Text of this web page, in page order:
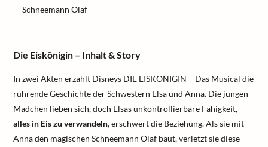
Schneemann Olaf
Die Eiskönigin – Inhalt & Story
In zwei Akten erzählt Disneys DIE EISKÖNIGIN – Das Musical die
rührende Geschichte der Schwestern Elsa und Anna. Die jungen
Mädchen lieben sich, doch Elsas unkontrollierbare Fähigkeit,
alles in Eis zu verwandeln, erschwert die Beziehung. Als sie mit
Anna den magischen Schneemann Olaf baut, verletzt sie diese